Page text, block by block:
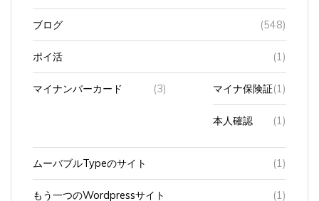
ブログ (548)
ポイ活 (1)
マイナンバーカード (3) マイナ保険証(1)
本人確認 (1)
ムーバブルTypeのサイト (1)
もう一つのWordpressサイト (1)